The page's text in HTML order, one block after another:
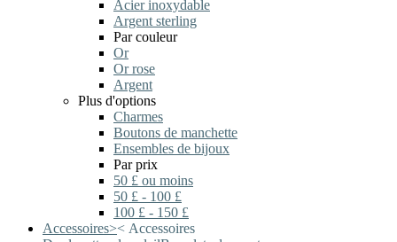
Acier inoxydable
Argent sterling
Par couleur
Or
Or rose
Argent
Plus d'options
Charmes
Boutons de manchette
Ensembles de bijoux
Par prix
50 £ ou moins
50 £ - 100 £
100 £ - 150 £
Accessoires>< Accessoires